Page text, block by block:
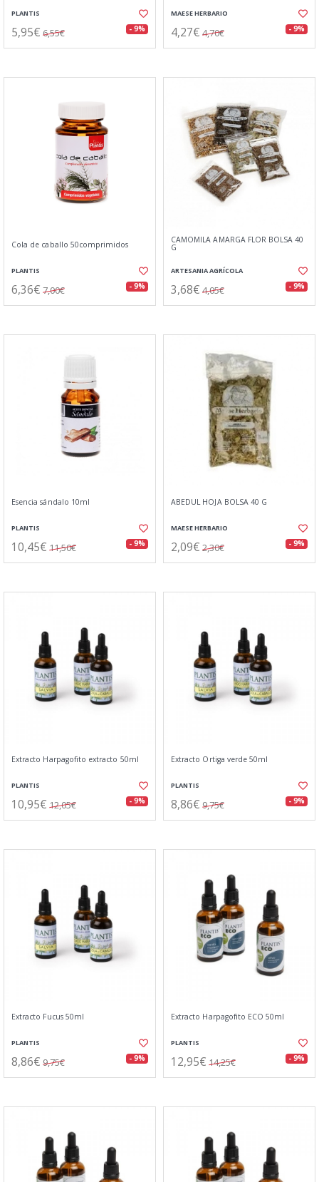
PLANTIS
5,95€ 6,55€ - 9%
MAESE HERBARIO
4,27€ 4,70€ - 9%
Cola de caballo 50comprimidos
PLANTIS
6,36€ 7,00€ - 9%
CAMOMILA AMARGA FLOR BOLSA 40
G
ARTESANIA AGRÍCOLA
3,68€ 4,05€ - 9%
Esencia sándalo 10ml
PLANTIS
10,45€ 11,50€ - 9%
ABEDUL HOJA BOLSA 40 G
MAESE HERBARIO
2,09€ 2,30€ - 9%
Extracto Harpagofito extracto 50ml
PLANTIS
10,95€ 12,05€ - 9%
Extracto Ortiga verde 50ml
PLANTIS
8,86€ 9,75€ - 9%
Extracto Fucus 50ml
PLANTIS
8,86€ 9,75€ - 9%
Extracto Harpagofito ECO 50ml
PLANTIS
12,95€ 14,25€ - 9%